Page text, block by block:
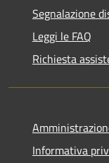
Segnalazione
Leggi le FAQ
Richiesta
Informativa